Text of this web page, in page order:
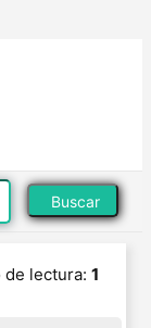
Buscar
de lectura: 1